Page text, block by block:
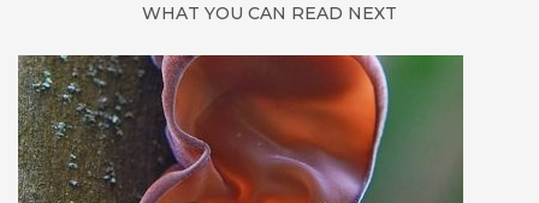
WHAT YOU CAN READ NEXT